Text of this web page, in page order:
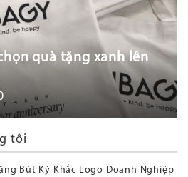
quà tặng xanh lên
tôi
Bút Ký Khắc Logo Doanh Nghiệp